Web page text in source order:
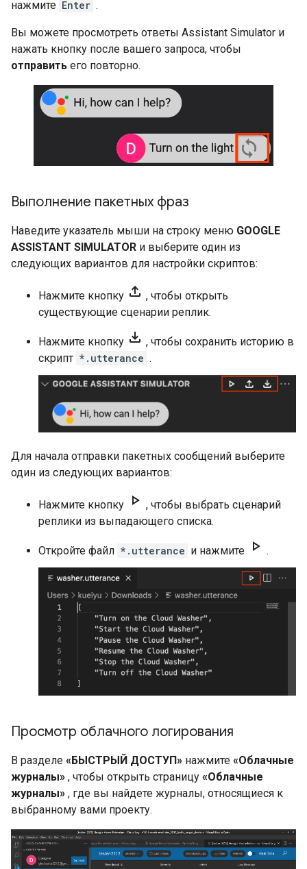
нажмите Enter .
Вы можете просмотреть ответы Assistant Simulator и
нажать кнопку после вашего запроса, чтобы
отправить его повторно.
Выполнение пакетных фраз
Наведите указатель мыши на строку меню GOOGLE
ASSISTANT SIMULATOR и выберите один из
следующих вариантов для настройки скриптов:
Нажмите кнопку file_upload , чтобы открыть
существующие сценарии реплик.
Нажмите кнопку file_download , чтобы сохранить историю в
скрипт *.utterance .
Для начала отправки пакетных сообщений выберите
один из следующих вариантов:
Нажмите кнопку play_arrow , чтобы выбрать сценарий
реплики из выпадающего списка.
Откройте файл *.utterance и нажмите play_arrow .
Просмотр облачного логирования
В разделе «БЫСТРЫЙ ДОСТУП» нажмите «Облачные
журналы» , чтобы открыть страницу «Облачные
журналы» , где вы найдете журналы, относящиеся к
выбранному вами проекту.